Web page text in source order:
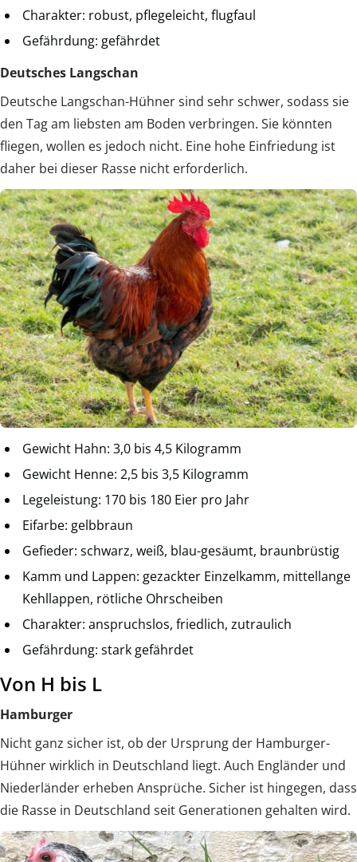
Charakter: robust, pflegeleicht, flugfaul
Gefährdung: gefährdet
Deutsches Langschan
Deutsche Langschan-Hühner sind sehr schwer, sodass sie
den Tag am liebsten am Boden verbringen. Sie könnten
fliegen, wollen es jedoch nicht. Eine hohe Einfriedung ist
daher bei dieser Rasse nicht erforderlich.
Gewicht Hahn: 3,0 bis 4,5 Kilogramm
Gewicht Henne: 2,5 bis 3,5 Kilogramm
Legeleistung: 170 bis 180 Eier pro Jahr
Eifarbe: gelbbraun
Gefieder: schwarz, weiß, blau-gesäumt, braunbrüstig
Kamm und Lappen: gezackter Einzelkamm, mittellange
Kehllappen, rötliche Ohrscheiben
Charakter: anspruchslos, friedlich, zutraulich
Gefährdung: stark gefährdet
Von H bis L
Hamburger
Nicht ganz sicher ist, ob der Ursprung der Hamburger-
Hühner wirklich in Deutschland liegt. Auch Engländer und
Niederländer erheben Ansprüche. Sicher ist hingegen, dass
die Rasse in Deutschland seit Generationen gehalten wird.